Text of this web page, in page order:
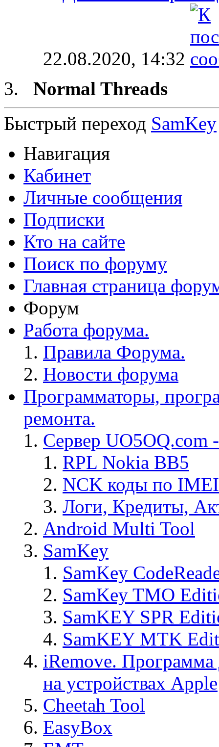
22.08.2020, 14:32
Normal Threads
Быстрый переход SamKey
Навигация
Кабинет
Личные сообщения
Подписки
Кто на сайте
Поиск по форуму
Главная страница
Форум
Работа форума.
Правила Форума.
Новости форума
Программаторы,
ремонта.
Сервер
RPL Nokia BB5
NCK коды по IMEI
Логи, Кредиты,
Android Multi Tool
SamKey
SamKey
SamKey TMO
SamKEY SPR
SamKEY MTK
iRemove. Программа
на устройствах Apple
Cheetah Tool
EasyBox